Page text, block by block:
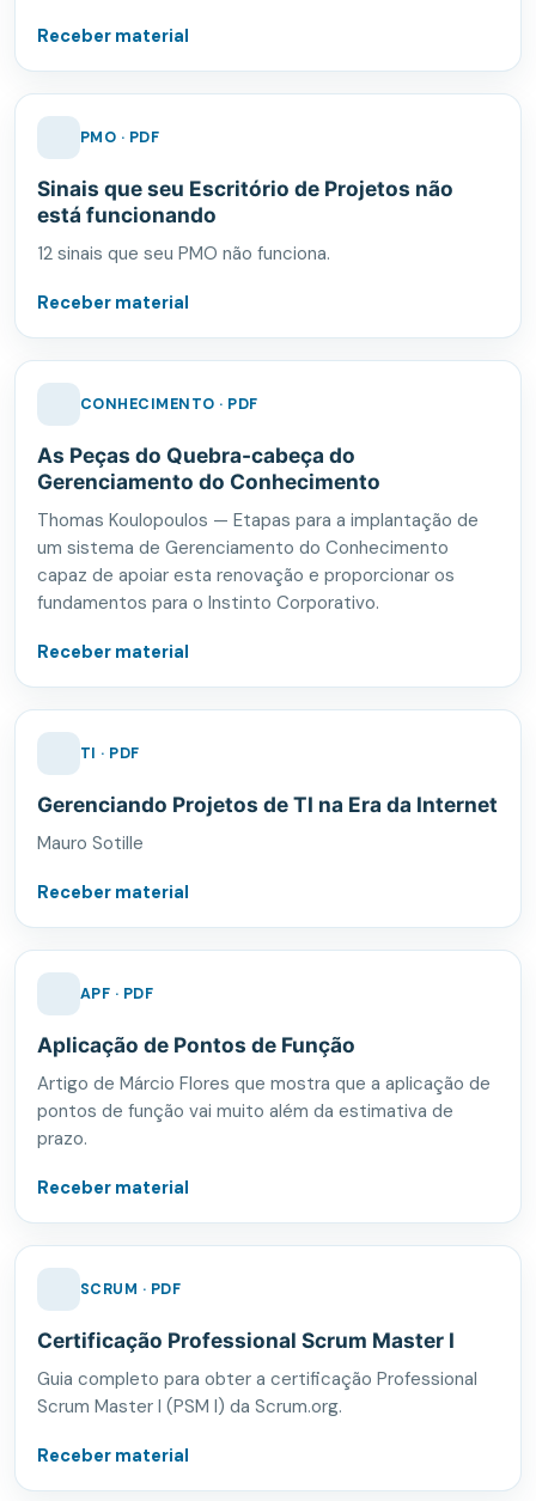
Receber material
PMO · PDF
Sinais que seu Escritório de Projetos não
está funcionando
12 sinais que seu PMO não funciona.
Receber material
CONHECIMENTO · PDF
As Peças do Quebra-cabeça do
Gerenciamento do Conhecimento
Thomas Koulopoulos — Etapas para a implantação de
um sistema de Gerenciamento do Conhecimento
capaz de apoiar esta renovação e proporcionar os
fundamentos para o Instinto Corporativo.
Receber material
TI · PDF
Gerenciando Projetos de TI na Era da Internet
Mauro Sotille
Receber material
APF · PDF
Aplicação de Pontos de Função
Artigo de Márcio Flores que mostra que a aplicação de
pontos de função vai muito além da estimativa de
prazo.
Receber material
SCRUM · PDF
Certificação Professional Scrum Master I
Guia completo para obter a certificação Professional
Scrum Master I (PSM I) da Scrum.org.
Receber material